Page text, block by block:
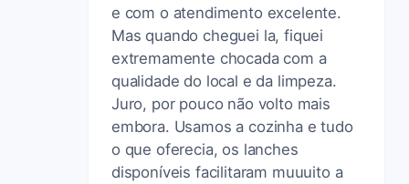
e com o atendimento excelente.
Mas quando cheguei la, fiquei
extremamente chocada com a
qualidade do local e da limpeza.
Juro, por pouco não volto mais
embora. Usamos a cozinha e tudo
o que oferecia, os lanches
disponíveis facilitaram muuuito a